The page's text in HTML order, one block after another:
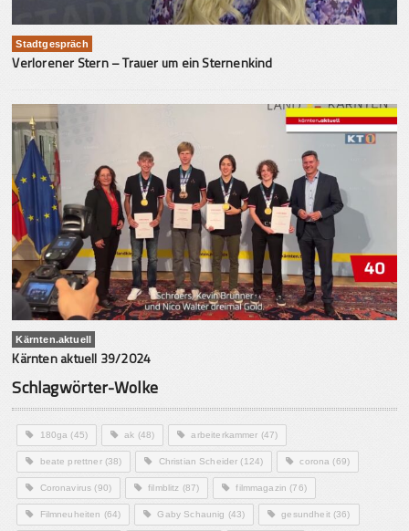
Stadtgespräch
Verlorener Stern – Trauer um ein Sternenkind
Kärnten.aktuell
Kärnten aktuell 39/2024
Schlagwörter-Wolke
180ga (45) ak (48) arbeiterkammer (47)
beate prettner(38) Christian Scheider (124) corona (69)
Coronavirus (90) filmblitz (87) filmmagazin (76)
Filmneuheiten (64) Gaby Schaunig (43) gesundheit(36)